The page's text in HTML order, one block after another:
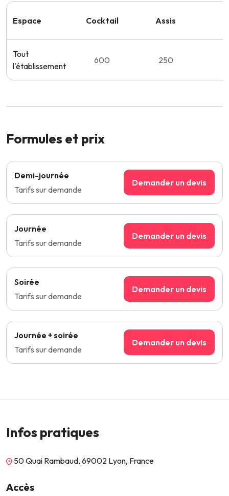
Espace Cocktail Assis
Tout
l'établissement
600 250
Formules et prix
Demi-journée
Tarifs sur demande
Demander un devis
Journée
Tarifs sur demande
Demander un devis
Soirée
Tarifs sur demande
Demander un devis
Journée + soirée
Tarifs sur demande
Demander un devis
Infos pratiques
50 Quai Rambaud, 69002 Lyon, France
Accès